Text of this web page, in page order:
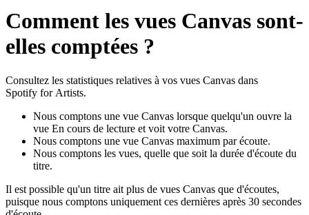
Comment les vues Canvas sont-
elles comptées ?
Consultez les statistiques relatives à vos vues Canvas dans
Spotify for Artists.
Nous comptons une vue Canvas lorsque quelqu'un ouvre la
vue En cours de lecture et voit votre Canvas.
Nous comptons une vue Canvas maximum par écoute.
Nous comptons les vues, quelle que soit la durée d'écoute du
titre.
Il est possible qu'un titre ait plus de vues Canvas que d'écoutes,
puisque nous comptons uniquement ces dernières après 30 secondes